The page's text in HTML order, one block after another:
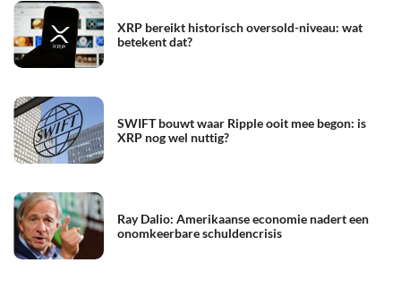
XRP bereikt historisch oversold-niveau: wat
betekent dat?
SWIFT bouwt waar Ripple ooit mee begon: is
XRP nog wel nuttig?
Ray Dalio: Amerikaanse economie nadert een
onomkeerbare schuldencrisis